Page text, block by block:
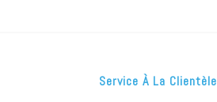
Service À La Clientèle